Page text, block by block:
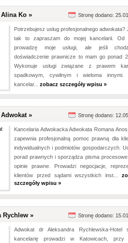
Ko » Stronę dodano:
Potrzebujesz usług profesjonalnego adwokata?
tak to zapraszam do mojej kancelarii. Od
prowadzę moje usługi, ale jeśli
doświadczenie prawnicze to mam go ponad
Wykonuje usługi związane z prawem
spadkowym, cywilnym i wieloma innymi.
kancelar... zobacz szczegóły wpisu »
» Stronę dodano:
Kancelaria Adwokacka Adwokata Romana
zapewnia profesjonalną pomoc prawną dla
indywidualnych i podmiotów gospodarczych.
porad prawnych i sporządza pisma
opinie prawne. Prowadzi negocjacje,
klientów przed sądami wszystkich inst...
szczegóły wpisu »
Rychlew » Stronę dodano:
Adwokat dr Aleksandra Rychlewska-Hotel
kancelarię prowadzi w Katowicach, przy